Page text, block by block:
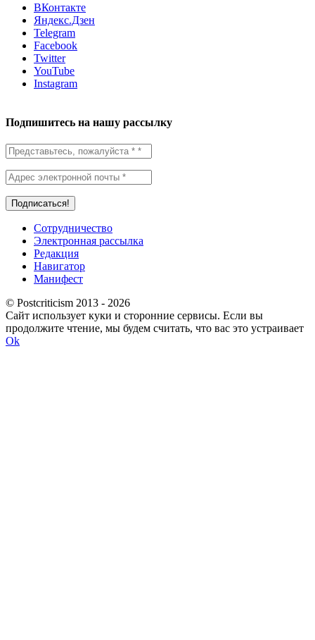
ВКонтакте
Яндекс.Дзен
Telegram
Facebook
Twitter
YouTube
Instagram
Подпишитесь на нашу рассылку
Сотрудничество
Электронная рассылка
Редакция
Навигатор
Манифест
© Postcriticism 2013 - 2026
Сайт использует куки и сторонние сервисы. Если вы
продолжите чтение, мы будем считать, что вас это устраивает
Ok